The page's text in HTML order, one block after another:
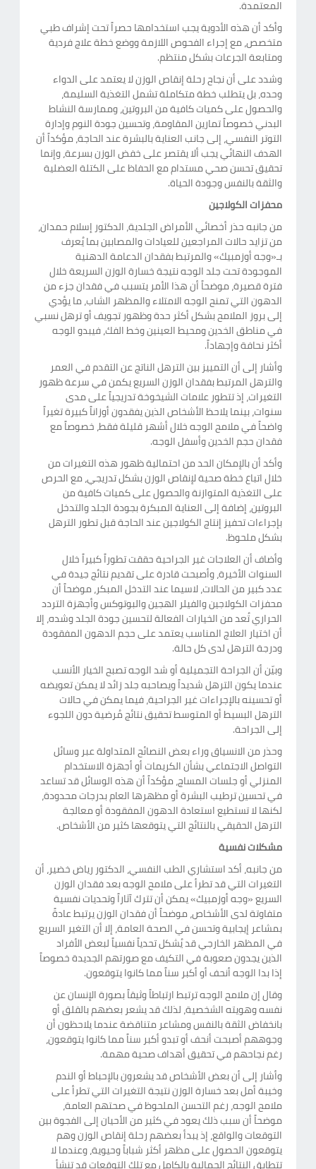
المعتمدة.
وأكد أن هذه الأدوية يجب استخدامها حصراً تحت إشراف طبي
متخصص، مع إجراء الفحوص اللازمة ووضع خطة علاج فردية
ومتابعة الجرعات بشكل منتظم.
وشدد على أن نجاح رحلة إنقاص الوزن لا يعتمد على الدواء
وحده، بل يتطلب خطة متكاملة تشمل التغذية السليمة،
والحصول على كميات كافية من البروتين، وممارسة النشاط
البدني خصوصاً تمارين المقاومة، وتحسين جودة النوم وإدارة
التوتر النفسي، إلى جانب العناية بالبشرة عند الحاجة، مؤكداً أن
الهدف النهائي يجب ألا يقتصر على خفض الوزن بسرعة، وإنما
تحقيق تحسن صحي مستدام مع الحفاظ على الكتلة العضلية
والثقة بالنفس وجودة الحياة.
محفزات الكولاجين
من جانبه حذر أخصائي الأمراض الجلدية، الدكتور إسلام حمدان،
من تزايد حالات المراجعين للعيادات والمصابين بما يُعرف
بـ«وجه أوزمبيك» والمرتبط بفقدان الدعامة الدهنية
الموجودة تحت جلد الوجه نتيجة خسارة الوزن السريعة خلال
فترة قصيرة، موضحاً أن هذا الأمر يتسبب في فقدان جزء من
الدهون التي تمنح الوجه الامتلاء والمظهر الشاب، ما يؤدي
إلى بروز الملامح بشكل أكثر حدة وظهور تجويف أو ترهل نسبي
في مناطق الخدين ومحيط العينين وخط الفك، فيبدو الوجه
أكثر نحافة وإجهاداً.
وأشار إلى أن التمييز بين الترهل الناتج عن التقدم في العمر
والترهل المرتبط بفقدان الوزن السريع يكمن في سرعة ظهور
التغيرات، إذ تتطور علامات الشيخوخة تدريجياً على مدى
سنوات، بينما يلاحظ الأشخاص الذين يفقدون أوزاناً كبيرة تغيراً
واضحاً في ملامح الوجه خلال أشهر قليلة فقط، خصوصاً مع
فقدان حجم الخدين وأسفل الوجه.
وأكد أن بالإمكان الحد من احتمالية ظهور هذه التغيرات من
خلال اتباع خطة صحية لإنقاص الوزن بشكل تدريجي، مع الحرص
على التغذية المتوازنة والحصول على كميات كافية من
البروتين، إضافة إلى العناية المبكرة بجودة الجلد والتدخل
بإجراءات تحفيز إنتاج الكولاجين عند الحاجة قبل تطور الترهل
بشكل ملحوظ.
وأضاف أن العلاجات غير الجراحية حققت تطوراً كبيراً خلال
السنوات الأخيرة، وأصبحت قادرة على تقديم نتائج جيدة في
عدد كبير من الحالات، لاسيما عند التدخل المبكر، موضحاً أن
محفزات الكولاجين والفيلر الهجين والبوتوكس وأجهزة التردد
الحراري تُعد من الخيارات الفعالة لتحسين جودة الجلد وشده، إلا
أن اختيار العلاج المناسب يعتمد على حجم الدهون المفقودة
ودرجة الترهل لدى كل حالة.
وبيّن أن الجراحة التجميلية أو شد الوجه تصبح الخيار الأنسب
عندما يكون الترهل شديداً ويصاحبه جلد زائد لا يمكن تعويضه
أو تحسينه بالإجراءات غير الجراحية، فيما يمكن في حالات
الترهل البسيط أو المتوسط تحقيق نتائج مُرضية دون اللجوء
إلى الجراحة.
وحذر من الانسياق وراء بعض النصائح المتداولة عبر وسائل
التواصل الاجتماعي بشأن الكريمات أو أجهزة الاستخدام
المنزلي أو جلسات المساج، مؤكداً أن هذه الوسائل قد تساعد
في تحسين ترطيب البشرة أو مظهرها العام بدرجات محدودة،
لكنها لا تستطيع استعادة الدهون المفقودة أو معالجة
الترهل الحقيقي بالنتائج التي يتوقعها كثير من الأشخاص.
مشكلات نفسية
من جانبه، أكد استشاري الطب النفسي، الدكتور رياض خضير، أن
التغيرات التي قد تطرأ على ملامح الوجه بعد فقدان الوزن
السريع «وجه أوزمبيك» يمكن أن تترك آثاراً وتحديات نفسية
متفاوتة لدى الأشخاص، موضحاً أن فقدان الوزن يرتبط عادةً
بمشاعر إيجابية وتحسن في الصحة العامة، إلا أن التغير السريع
في المظهر الخارجي قد يُشكل تحدياً نفسياً لبعض الأفراد
الذين يجدون صعوبة في التكيف مع صورتهم الجديدة خصوصاً
إذا بدا الوجه أنحف أو أكبر سناً مما كانوا يتوقعون.
وقال إن ملامح الوجه ترتبط ارتباطاً وثيقاً بصورة الإنسان عن
نفسه وهويته الشخصية، لذلك قد يشعر بعضهم بالقلق أو
بانخفاض الثقة بالنفس ومشاعر متناقضة عندما يلاحظون أن
وجوههم أصبحت أنحف أو تبدو أكبر سناً مما كانوا يتوقعون،
رغم نجاحهم في تحقيق أهداف صحية مهمة.
وأشار إلى أن بعض الأشخاص قد يشعرون بالإحباط أو الندم
وخيبة أمل بعد خسارة الوزن نتيجة التغيرات التي تطرأ على
ملامح الوجه، رغم التحسن الملحوظ في صحتهم العامة،
موضحاً أن سبب ذلك يعود في كثير من الأحيان إلى الفجوة بين
التوقعات والواقع، إذ يبدأ بعضهم رحلة إنقاص الوزن وهم
يتوقعون الحصول على مظهر أكثر شباباً وحيوية، وعندما لا
تتطابق النتائج الجمالية بالكامل مع تلك التوقعات قد تنشأ